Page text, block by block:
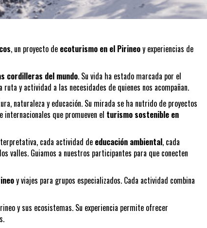
, un proyecto de ecoturismo en el Pirineoy experiencias de
cordilleras del mundo. Su vida ha estado marcada por el
y actividad a las necesidades de quienes nos acompañan.
naturaleza y educación. Su mirada se ha nutrido de proyectos
que promueven el turismo sostenible en
cada actividad de educación ambiental, cada
valles. Guiamos a nuestros participantes para que conecten
y viajes para grupos especializados. Cada actividad combina
y sus ecosistemas. Su experiencia permite ofrecer